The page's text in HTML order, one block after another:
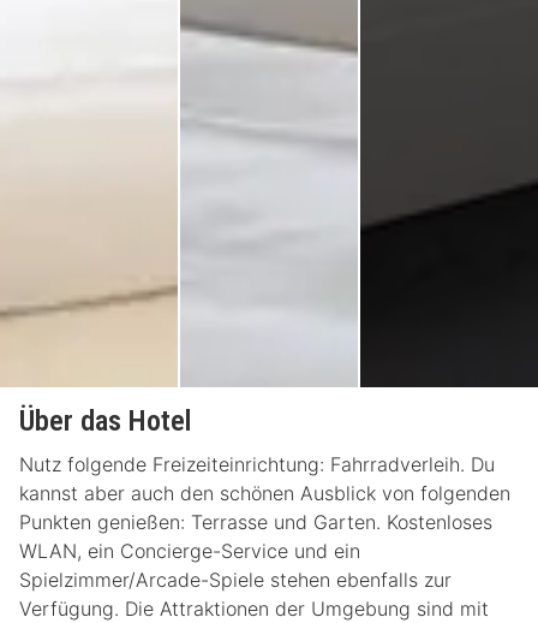
Über das Hotel
Nutz folgende Freizeiteinrichtung: Fahrradverleih. Du
kannst aber auch den schönen Ausblick von folgenden
Punkten genießen: Terrasse und Garten. Kostenloses
WLAN, ein Concierge-Service und ein
Spielzimmer/Arcade-Spiele stehen ebenfalls zur
Verfügung. Die Attraktionen der Umgebung sind mit